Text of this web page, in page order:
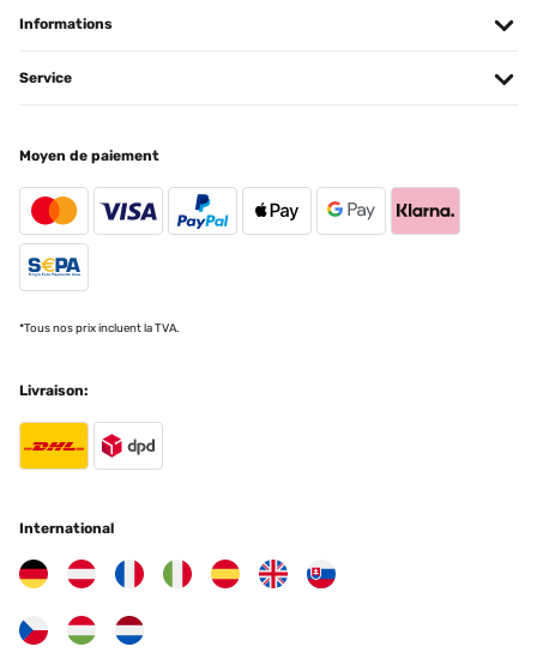
Informations
Service
Moyen de paiement
*Tous nos prix incluent la TVA.
Livraison:
International